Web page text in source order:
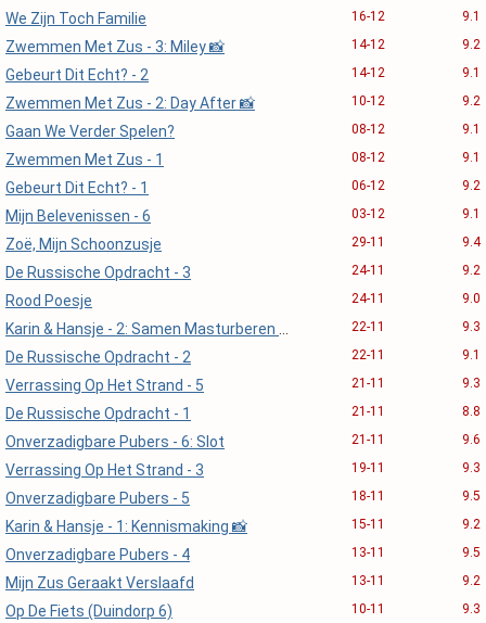
We Zijn Toch Familie 16-12 9.1
Zwemmen Met Zus - 3: Miley 📸 14-12 9.2
Gebeurt Dit Echt? - 2 14-12 9.1
Zwemmen Met Zus - 2: Day After 📸 10-12 9.2
Gaan We Verder Spelen? 08-12 9.1
Zwemmen Met Zus - 1 08-12 9.1
Gebeurt Dit Echt? - 1 06-12 9.2
Mijn Belevenissen - 6 03-12 9.1
Zoë, Mijn Schoonzusje 29-11 9.4
De Russische Opdracht - 3 24-11 9.2
Rood Poesje 24-11 9.0
22-11 9.3
De Russische Opdracht - 2 22-11 9.1
Verrassing Op Het Strand - 5 21-11 9.3
De Russische Opdracht - 1 21-11 8.8
Onverzadigbare Pubers - 6: Slot 21-11 9.6
Verrassing Op Het Strand - 3 19-11 9.3
Onverzadigbare Pubers - 5 18-11 9.5
Karin & Hansje - 1: Kennismaking 📸 15-11 9.2
Onverzadigbare Pubers - 4 13-11 9.5
Mijn Zus Geraakt Verslaafd 13-11 9.2
Op De Fiets (Duindorp 6) 10-11 9.3